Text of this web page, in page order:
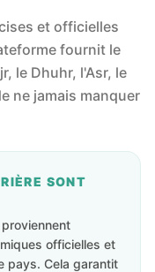
et officielles
fournit le
le Dhuhr, l'Asr, le
ne jamais manquer
SONT
officielles et
pays. Cela garantit